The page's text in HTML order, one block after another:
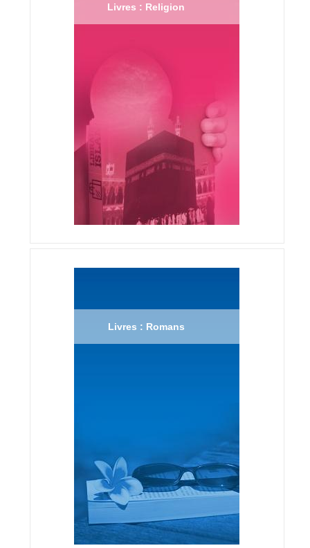
Livres : Religion
Livres : Romans